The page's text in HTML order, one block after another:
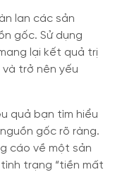
lan các sản
gốc. Sử dụng
lại kết quả trị
trở nên yếu
quả bạn tìm hiểu
gốc rõ ràng.
cáo về một sản
trạng “tiền mất